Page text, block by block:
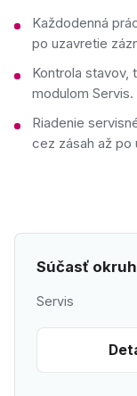
Každodenná
po uzavretie
Kontrola stavov,
modulom Servis.
Riadenie
cez zásah až po
Súčasť
Servis